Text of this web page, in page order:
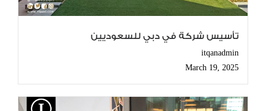
تأسيس شركة في دبي للسعوديين
itqanadmin
March 19, 2025